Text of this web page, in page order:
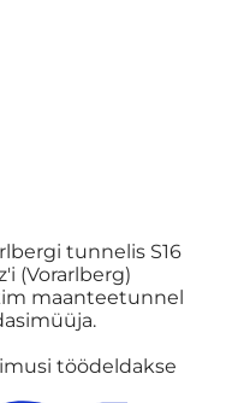
tunnelis S16
(Vorarlberg)
maanteetunnel
töödeldakse